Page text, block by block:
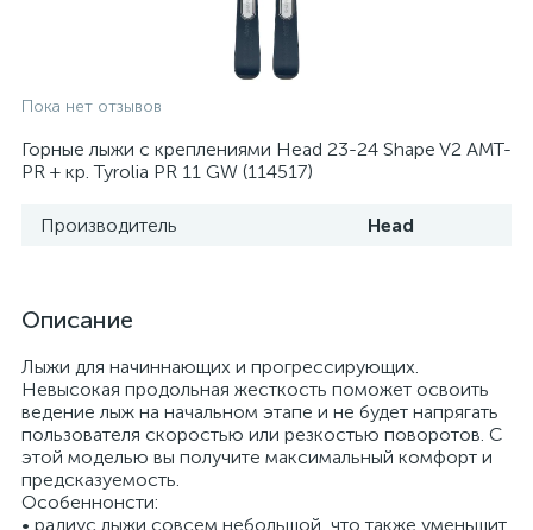
Пока нет отзывов
Горные лыжи с креплениями Head 23-24 Shape V2 AMT-
PR + кр. Tyrolia PR 11 GW (114517)
Производитель Head
Описание
Лыжи для начиннающих и прогрессирующих.
Невысокая продольная жесткость поможет освоить
ведение лыж на начальном этапе и не будет напрягать
пользователя скоростью или резкостью поворотов. C
этой моделью вы получите максимальный комфорт и
предсказуемость.
Особеннонсти:
• радиус лыжи совсем небольшой, что также уменьшит